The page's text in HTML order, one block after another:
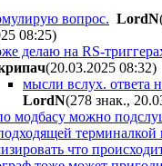
вопрос. LordN
08:25)
делаю на RS-
(20.03.2025 08:32)
мысли вслух. ответа
LordN(278 знак.,
модбасу можно
терминалкой
что